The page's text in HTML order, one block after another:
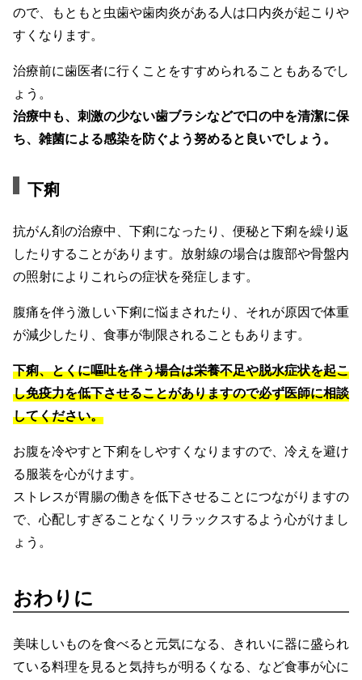
ので、もともと虫歯や歯肉炎がある人は口内炎が起こりや
すくなります。
治療前に歯医者に行くことをすすめられることもあるでし
ょう。
治療中も、刺激の少ない歯ブラシなどで口の中を清潔に保
ち、雑菌による感染を防ぐよう努めると良いでしょう。
下痢
抗がん剤の治療中、下痢になったり、便秘と下痢を繰り返
したりすることがあります。放射線の場合は腹部や骨盤内
の照射によりこれらの症状を発症します。
腹痛を伴う激しい下痢に悩まされたり、それが原因で体重
が減少したり、食事が制限されることもあります。
下痢、とくに嘔吐を伴う場合は栄養不足や脱水症状を起こ
し免疫力を低下させることがありますので必ず医師に相談
してください。
お腹を冷やすと下痢をしやすくなりますので、冷えを避け
る服装を心がけます。
ストレスが胃腸の働きを低下させることにつながりますの
で、心配しすぎることなくリラックスするよう心がけまし
ょう。
おわりに
美味しいものを食べると元気になる、きれいに器に盛られ
ている料理を見ると気持ちが明るくなる、など食事が心に